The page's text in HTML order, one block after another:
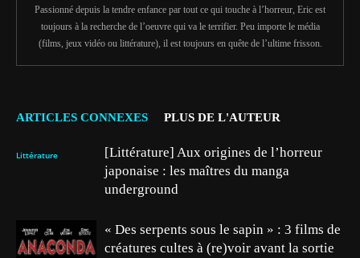
Passionné depuis la tendre enfance par tout ce qui touche à l’horreur, Eric est
toujours à la recherche de l’oeuvre qui va le terrifier. Peu importe le média
(films, jeux vidéo ou littérature), il est toujours en quête de l’ultime frisson.
ARTICLES CONNEXES PLUS DE L'AUTEUR
Littérature
[Littérature] Aux origines de l’horreur
japonaise : les maîtres du manga
underground
« Des serpents sous le sapin » : 3 films de
créatures cultes à (re)voir avant la sortie